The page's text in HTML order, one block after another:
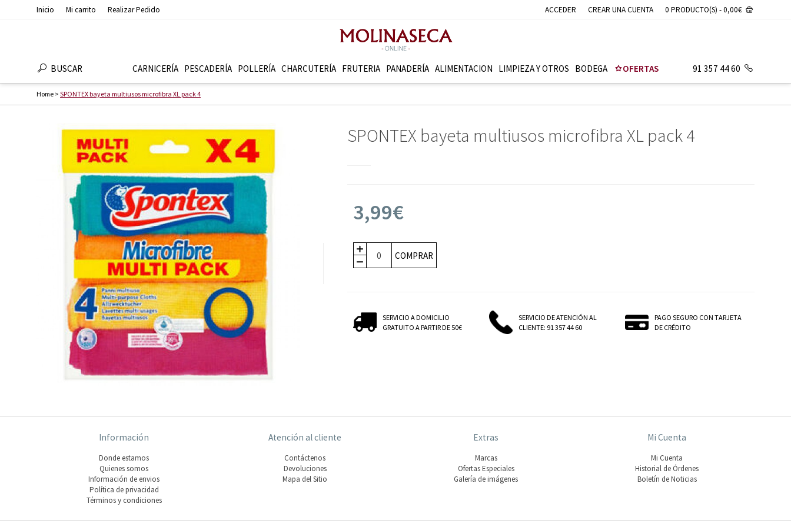
Inicio Mi carrito Realizar Pedido ACCEDER CREAR UNA CUENTA 0 PRODUCTO(S) - 0,00€
BUSCAR CARNICERÍA PESCADERÍ­A POLLERÍA CHARCUTERÍ­A FRUTERI­A PANADERÍ­A ALIMENTACION LIMPIEZA Y OTROS BODEGA OFERTAS 91 357 44 60
Home > SPONTEX bayeta multiusos microfibra XL pack 4
SPONTEX bayeta multiusos microfibra XL pack 4
3,99€
COMPRAR
SERVICIO A DOMICILIO
GRATUITO A PARTIR DE 50€
SERVICIO DE ATENCIÓN AL
CLIENTE: 91 357 44 60
PAGO SEGURO CON TARJETA
DE CRÉDITO
Información
Donde estamos
Quienes somos
Información de envios
Polí­tica de privacidad
Términos y condiciones
Atención al cliente
Contáctenos
Devoluciones
Mapa del Sitio
Extras
Marcas
Ofertas Especiales
Galería de imágenes
Mi Cuenta
Mi Cuenta
Historial de Órdenes
Boletín de Noticias